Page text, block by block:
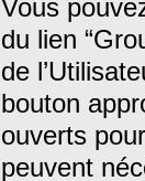
Vous
du lien
de
bouton
ouverts
peuvent